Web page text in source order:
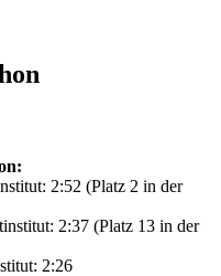
2:52 (Platz 2 in der
2:37 (Platz 13 in der
2:26